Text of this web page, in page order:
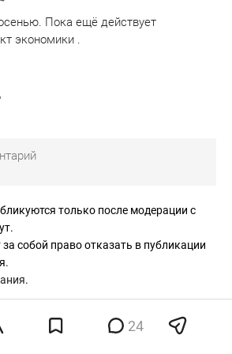
Пока ещё действует
экономики .
только после модерации с
собой право отказать в публикации
.
24